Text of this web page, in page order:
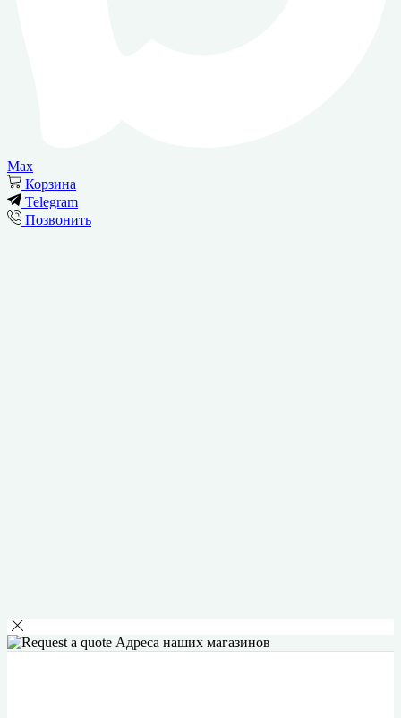
Max
Корзина
Telegram
Позвонить
Адреса наших магазинов